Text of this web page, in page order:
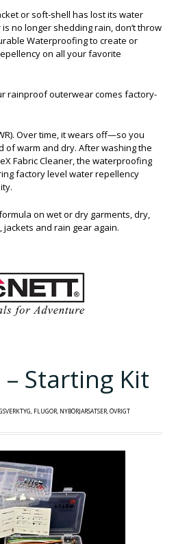
or soft-shell has lost its water
no longer shedding rain, don’t throw
Waterproofing to create or
on all your favorite
rainproof outerwear comes factory-
Over time, it wears off—so you
of warm and dry. After washing the
Fabric Cleaner, the waterproofing
factory level water repellency
on wet or dry garments, dry,
and rain gear again.
Starting Kit
, FLUGOR, NYBÖRJARSATSER,ÖVRIGT